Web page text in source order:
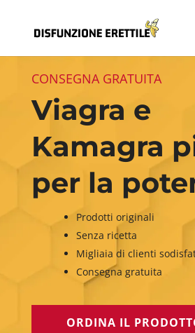
CONSEGNA GRATUITA
Viagra e
Kamagra
per la
Prodotti originali
Senza ricetta
Migliaia di clienti
Consegna gratuita
ORDINA IL